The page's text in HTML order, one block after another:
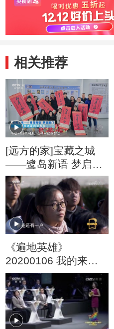
相关推荐
[远方的家]宝藏之城
——鹭岛新语 梦启厦
门 海峡西岸的新家园
《遍地英雄》
20200106 我的来路
是归途